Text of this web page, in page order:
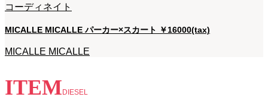
コーディネイト
MICALLE MICALLE パーカー×スカート ￥16000(tax)
MICALLE MICALLE
ITEM DIESEL